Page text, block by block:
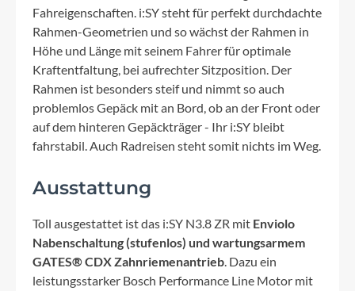
Fahreigenschaften. i:SY steht für perfekt durchdachte
Rahmen-Geometrien und so wächst der Rahmen in
Höhe und Länge mit seinem Fahrer für optimale
Kraftentfaltung, bei aufrechter Sitzposition. Der
Rahmen ist besonders steif und nimmt so auch
problemlos Gepäck mit an Bord, ob an der Front oder
auf dem hinteren Gepäckträger - Ihr i:SY bleibt
fahrstabil. Auch Radreisen steht somit nichts im Weg.
Ausstattung
Toll ausgestattet ist das i:SY N3.8 ZR mit Enviolo
Nabenschaltung (stufenlos) und wartungsarmem
GATES® CDX Zahnriemenantrieb. Dazu ein
leistungsstarker Bosch Performance Line Motor mit